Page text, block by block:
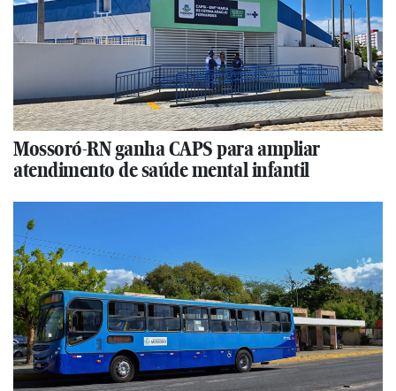
Mossoró-RN ganha CAPS para ampliar
atendimento de saúde mental infantil